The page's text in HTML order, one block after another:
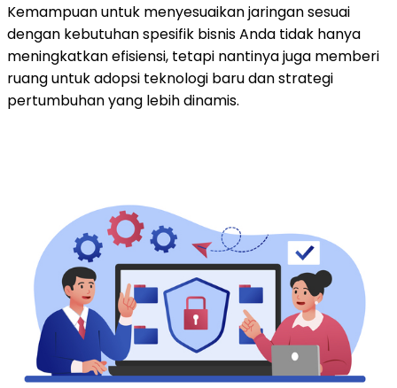
Kemampuan untuk menyesuaikan jaringan sesuai
dengan kebutuhan spesifik bisnis Anda tidak hanya
meningkatkan efisiensi, tetapi nantinya juga memberi
ruang untuk adopsi teknologi baru dan strategi
pertumbuhan yang lebih dinamis.